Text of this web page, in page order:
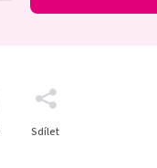
Sdílet